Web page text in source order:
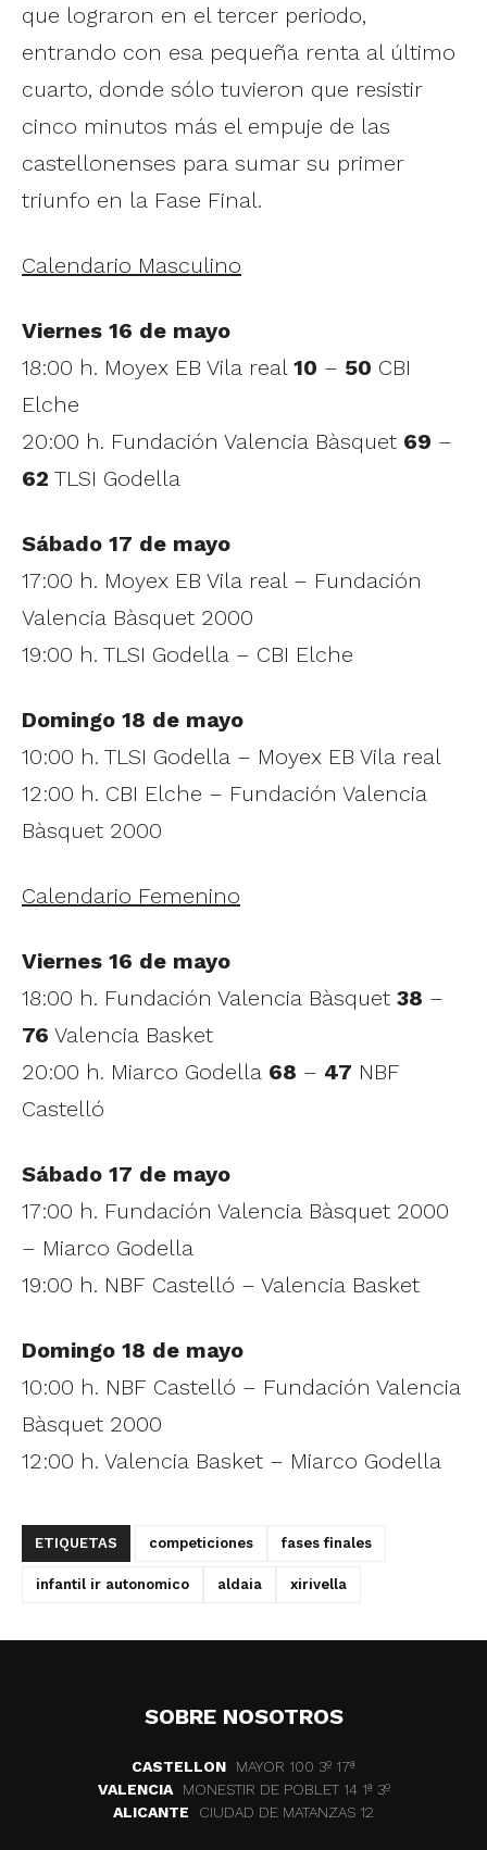
que lograron en el tercer periodo,
entrando con esa pequeña renta al último
cuarto, donde sólo tuvieron que resistir
cinco minutos más el empuje de las
castellonenses para sumar su primer
triunfo en la Fase Final.
Calendario Masculino
Viernes 16 de mayo
18:00 h. Moyex EB Vila real 10 – 50 CBI
Elche
20:00 h. Fundación Valencia Bàsquet 69 –
62 TLSI Godella
Sábado 17 de mayo
17:00 h. Moyex EB Vila real – Fundación
Valencia Bàsquet 2000
19:00 h. TLSI Godella – CBI Elche
Domingo 18 de mayo
10:00 h. TLSI Godella – Moyex EB Vila real
12:00 h. CBI Elche – Fundación Valencia
Bàsquet 2000
Calendario Femenino
Viernes 16 de mayo
18:00 h. Fundación Valencia Bàsquet 38 –
76 Valencia Basket
20:00 h. Miarco Godella 68 – 47 NBF
Castelló
Sábado 17 de mayo
17:00 h. Fundación Valencia Bàsquet 2000
– Miarco Godella
19:00 h. NBF Castelló – Valencia Basket
Domingo 18 de mayo
10:00 h. NBF Castelló – Fundación Valencia
Bàsquet 2000
12:00 h. Valencia Basket – Miarco Godella
ETIQUETAS competiciones fases finales
infantil ir autonomico aldaia xirivella
SOBRE NOSOTROS
CASTELLON
MAYOR 100 3º 17ª
VALENCIA
MONESTIR DE POBLET 14 1ª 3º
ALICANTE
CIUDAD DE MATANZAS 12